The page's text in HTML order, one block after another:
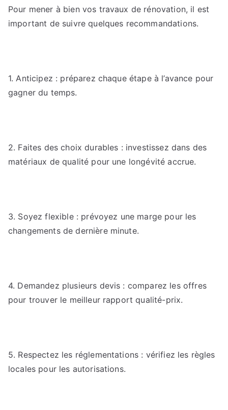
Pour mener à bien vos travaux de rénovation, il est
important de suivre quelques recommandations.
1. Anticipez : préparez chaque étape à l’avance pour
gagner du temps.
2. Faites des choix durables : investissez dans des
matériaux de qualité pour une longévité accrue.
3. Soyez flexible : prévoyez une marge pour les
changements de dernière minute.
4. Demandez plusieurs devis : comparez les offres
pour trouver le meilleur rapport qualité-prix.
5. Respectez les réglementations : vérifiez les règles
locales pour les autorisations.